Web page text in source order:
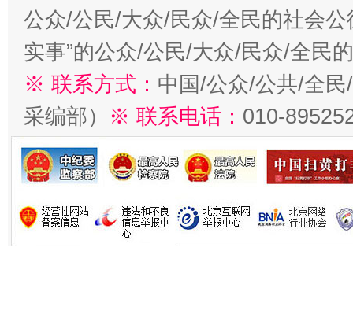
公众/公民/大众/民众/全民的社会公
实事”的公众/公民/大众/民众/全民
※ 联系方式： 中国/公众/公共/全
采编部） ※ 联系电话： 010-